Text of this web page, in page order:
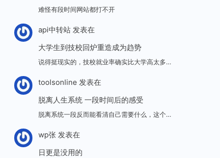
难怪有段时间网站都打不开
api中转站发表在
大学生到技校回炉重造成为趋势
说得挺现实的，技校就业率确实比大学高太多…
toolsonline 发表在
脱离人生系统 一段时间后的感受
脱离系统一段反而能看清自己需要什么，这个…
wp张发表在
日更是没用的